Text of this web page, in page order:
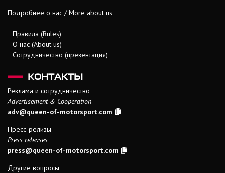
Подробнее о нас / More about us
Правила (Rules)
О нас (About us)
Сотрудничество (презентация)
КОНТАКТЫ
Реклама и сотрудничество
Advertisement & Cooperation
adv@queen-of-motorsport.com
Пресс-релизы
Press releases
press@queen-of-motorsport.com
Другие вопросы